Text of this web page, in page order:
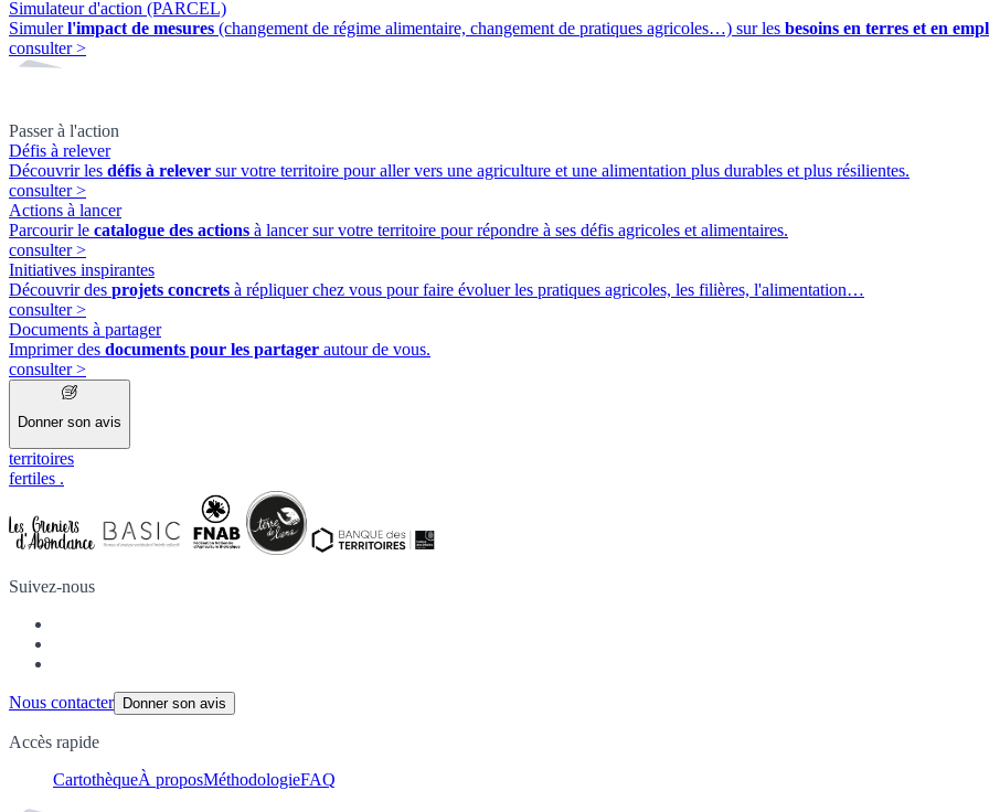
Simulateur d'action (PARCEL)
Simulerl'impact de mesures (changement de régime alimentaire, changement de pratiques agricoles…) sur les besoins en terres et en
consulter>
Passer à l'action
Défis à relever
Découvrir les défis à relever sur votre territoire pour aller vers une agriculture et une alimentation plus durables et plus résilientes.
consulter>
Actions à lancer
Parcourir le catalogue des actions à lancer sur votre territoire pour répondre à ses défis agricoles et alimentaires.
consulter>
Initiatives inspirantes
Découvrir des projets concrets à répliquer chez vous pour faire évoluer les pratiques agricoles, les filières, l'alimentation…
consulter>
Documents à partager
Imprimer des documents pour les partager autour de vous.
consulter>
Donner son avis
territoires
fertiles .
Suivez-nous
Nous contacter Donner son avis
Accès rapide
CartothèqueÀ proposMéthodologieFAQ